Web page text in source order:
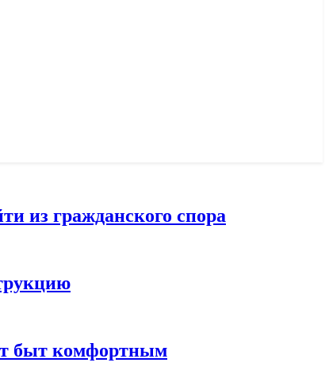
из гражданского спора
быт комфортным